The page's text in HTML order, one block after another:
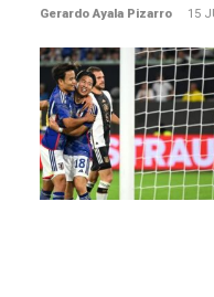
Gerardo Ayala Pizarro 15
LEER MÁS